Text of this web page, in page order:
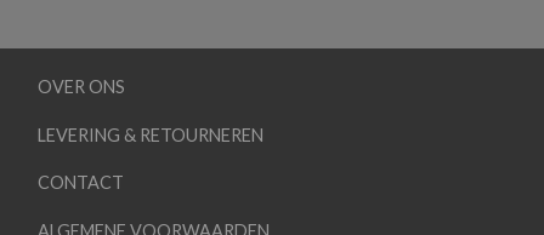
OVER ONS
LEVERING & RETOURNEREN
CONTACT
ALGEMENE VOORWAARDEN